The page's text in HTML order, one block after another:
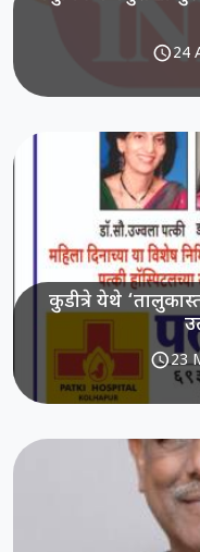
schedule24
कुडीत्रे येथे
schedule23